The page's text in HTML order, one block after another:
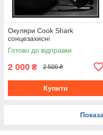
Окуляри Cook Shark
сонцезахисні
Готово до відправки
2 000 ₴ 2 500 ₴
Купити